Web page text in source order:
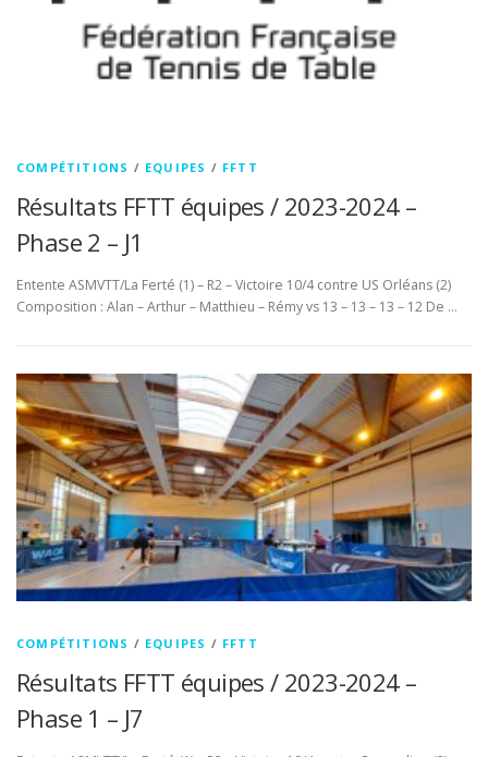
COMPÉTITIONS / EQUIPES / FFTT
Résultats FFTT équipes / 2023-2024 –
Phase 2 – J1
Entente ASMVTT/La Ferté (1) – R2 – Victoire 10/4 contre US Orléans (2)
Composition : Alan – Arthur – Matthieu – Rémy vs 13 – 13 – 13 – 12 De …
COMPÉTITIONS / EQUIPES / FFTT
Résultats FFTT équipes / 2023-2024 –
Phase 1 – J7